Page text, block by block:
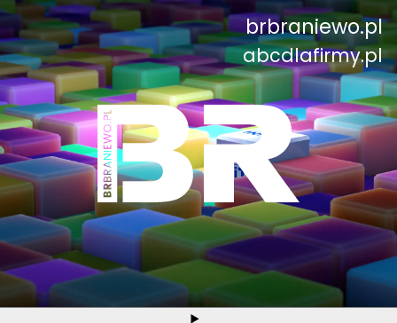
brbraniewo.pl
abcdlafirmy.pl